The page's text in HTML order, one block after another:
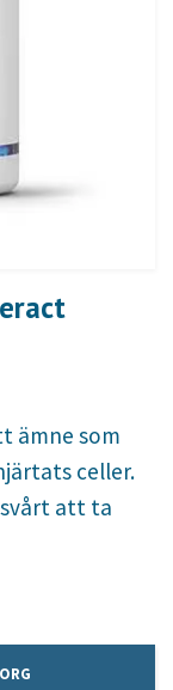
ämne som
celler.
svårt att ta